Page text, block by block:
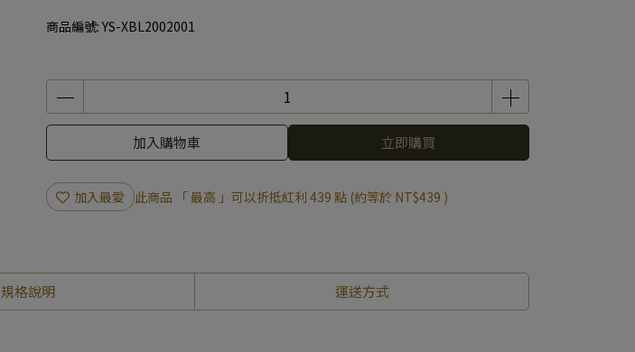
商品編號: YS-XBL2002001
加入購物車 立即購買
加入最愛 此商品 「 最高 」可以折抵紅利 439 點 (約等於 NT$439 )
規格說明 運送方式